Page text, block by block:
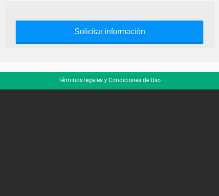
Solicitar información
Términos legales y Condiciones de Uso